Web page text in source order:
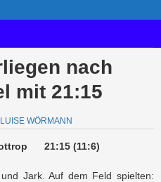
nach
mit 21:15
LUISE WÖRMANN
21:15 (11:6)
Jark. Auf dem Feld spielten: